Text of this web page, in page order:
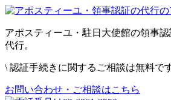
アポスティーユ・駐日大使館の領事
代行。
\ 認証手続きに関するご相談は無料で
お問い合わせ・ご相談はこちら